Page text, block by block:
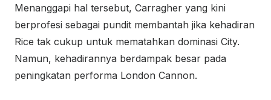
Menanggapi hal tersebut, Carragher yang kini
berprofesi sebagai pundit membantah jika kehadiran
Rice tak cukup untuk mematahkan dominasi City.
Namun, kehadirannya berdampak besar pada
peningkatan performa London Cannon.